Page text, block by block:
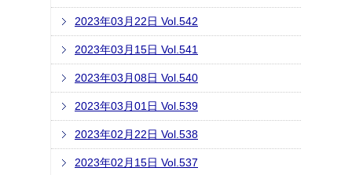
2023年03月22日 Vol.542
2023年03月15日 Vol.541
2023年03月08日 Vol.540
2023年03月01日 Vol.539
2023年02月22日 Vol.538
2023年02月15日 Vol.537